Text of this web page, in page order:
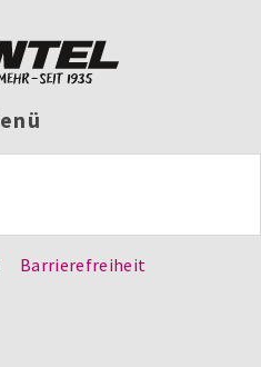
Barrierefreiheit